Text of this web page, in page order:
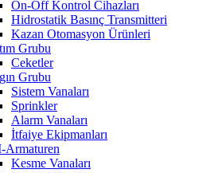
On-Off Kontrol Cihazları
Hidrostatik Basınç Transmitteri
Kazan Otomasyon Ürünleri
Grubu
Ceketler
Grubu
Sistem Vanaları
Sprinkler
Alarm Vanaları
İtfaiye Ekipmanları
Armaturen
Kesme Vanaları